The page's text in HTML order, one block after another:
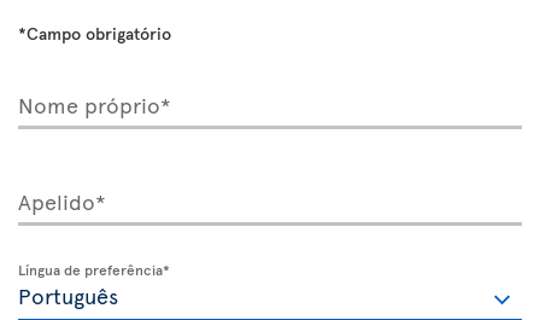
*Campo obrigatório
Nome próprio*
Apelido*
Língua de preferência*